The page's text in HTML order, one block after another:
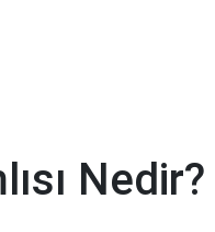
Nedir?